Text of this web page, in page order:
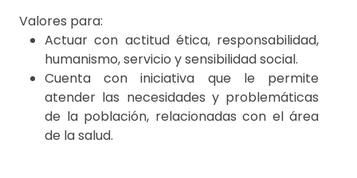
Valores para:
Actuar con actitud ética, responsabilidad,
humanismo, servicio y sensibilidad social.
Cuenta con iniciativa que le permite
atender las necesidades y problemáticas
de la población, relacionadas con el área
de la salud.